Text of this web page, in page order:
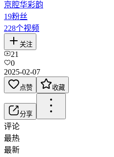
京腔华彩韵
19粉丝
228个视频
关注
21
0
2025-02-07
点赞 收藏
分享
评论
最热
最新